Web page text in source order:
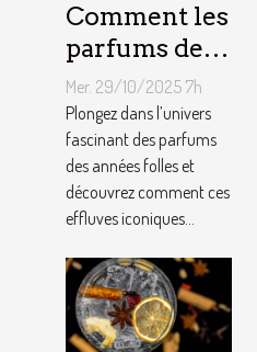
Comment les
parfums des
années folles
influencent-
ils la mode
moderne ?
Mer. 29/10/2025 7h
Plongez dans l’univers
fascinant des parfums
des années folles et
découvrez comment ces
effluves iconiques...